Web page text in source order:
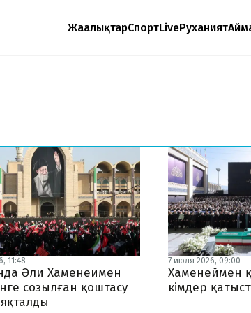
ЖаңалықтарСпортLiveРуханият
11:48
Әли Хаменеимен
созылған қоштасу
7 июля 2026, 09:00
Хаменеймен
кімдер